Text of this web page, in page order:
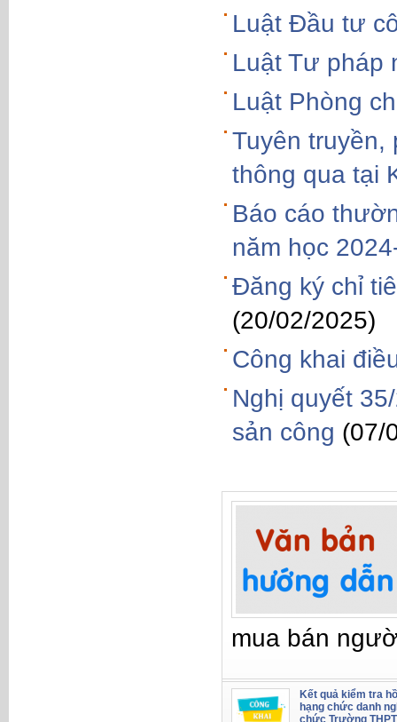
Luật Đầu tư
Luật Tư pháp
Luật Phòng
Tuyên truyền,
thông qua tại
Báo cáo
năm học
Đăng ký chỉ
(20/02/2025)
Công khai
Nghị quyết
sản công (07/
mua bán
Kết quả kiểm tra
hạng chức danh